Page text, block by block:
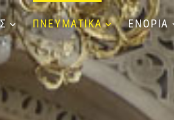
ΠΝΕΥΜΑΤΙΚΑ ΕΝΟΡΙΑ